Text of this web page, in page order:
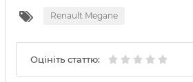
Renault Megane
Оцініть статтю: